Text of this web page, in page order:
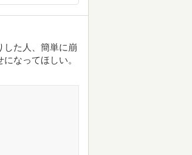
した人、簡単に崩
なってほしい。